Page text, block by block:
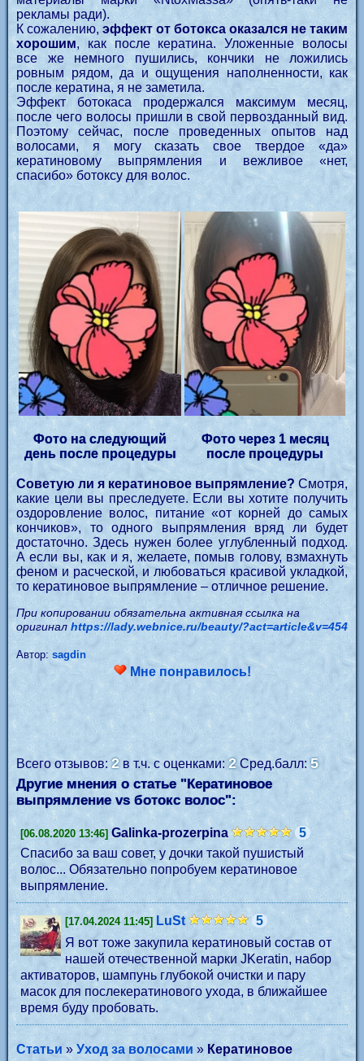
рекламы ради).
К сожалению, эффект от ботокса оказался не таким
хорошим, как после кератина. Уложенные волосы
все же немного пушились, кончики не ложились
ровным рядом, да и ощущения наполненности, как
после кератина, я не заметила.
Эффект ботокаса продержался максимум месяц,
после чего волосы пришли в свой первозданный вид.
Поэтому сейчас, после проведенных опытов над
волосами, я могу сказать свое твердое «да»
кератиновому выпрямления и вежливое «нет,
спасибо» ботоксу для волос.
Фото на следующий
день после процедуры
Фото через 1 месяц
после процедуры
Советую ли я кератиновое выпрямление? Смотря,
какие цели вы преследуете. Если вы хотите получить
оздоровление волос, питание «от корней до самых
кончиков», то одного выпрямления вряд ли будет
достаточно. Здесь нужен более углубленный подход.
А если вы, как и я, желаете, помыв голову, взмахнуть
феном и расческой, и любоваться красивой укладкой,
то кератиновое выпрямление – отличное решение.
При копировании обязательна активная ссылка на
оригинал https://lady.webnice.ru/beauty/?act=article&v=454
Автор: sagdin
Мне понравилось!
Всего отзывов:2в т.ч. с оценками:2 Сред.балл:5
Другие мнения о статье "Кератиновое
выпрямление vs ботокс волос":
[06.08.2020 13:46] Galinka-prozerpina
5
Спасибо за ваш совет, у дочки такой пушистый
волос... Обязательно попробуем кератиновое
выпрямление.
[17.04.2024 11:45] LuSt
5
Я вот тоже закупила кератиновый состав от
нашей отечественной марки JKeratin, набор
активаторов, шампунь глубокой очистки и пару
масок для послекератинового ухода, в ближайшее
время буду пробовать.
Статьи »Уход за волосами » Кератиновое